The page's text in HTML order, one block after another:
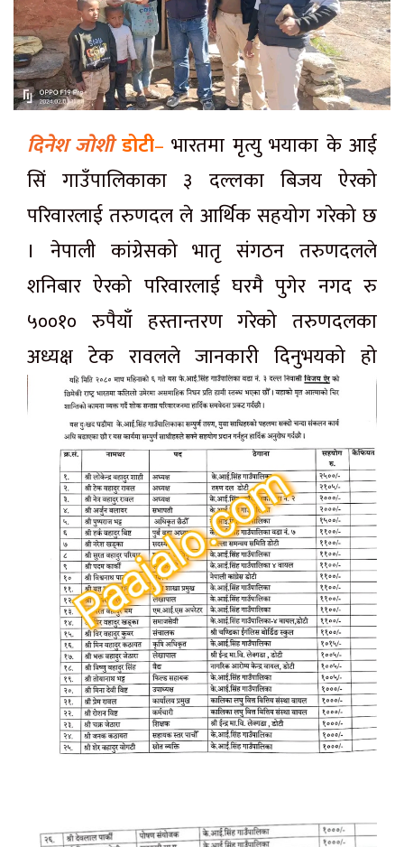
दिनेश जोशीडोटी– भारतमा मृत्यु भयाका के आई
सिं गाउँपालिकाका ३ दल्लका बिजय ऐरको
परिवारलाई तरुणदल ले आर्थिक सहयोग गरेको छ
। नेपाली कांग्रेसको भातृ संगठन तरुणदलले
शनिबार ऐरको परिवारलाई घरमै पुगेर नगद रु
५००१० रुपैयाँ हस्तान्तरण गरेको तरुणदलका
अध्यक्ष टेक रावलले जानकारी दिनुभयको हो